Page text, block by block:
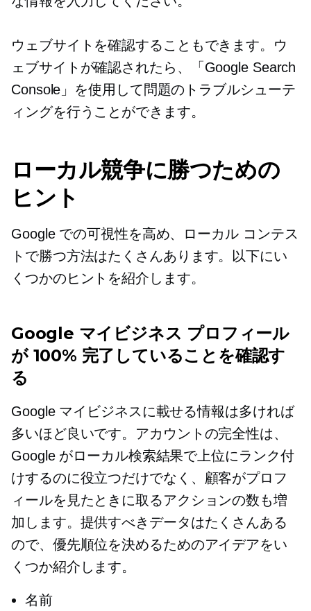
ウェブサイトを確認することもできます。ウ
ェブサイトが確認されたら、「Google Search
Console」を使用して問題のトラブルシューテ
ィングを行うことができます。
ローカル競争に勝つための
ヒント
Google での可視性を高め、ローカル コンテス
トで勝つ方法はたくさんあります。以下にい
くつかのヒントを紹介します。
Google マイビジネス プロフィール
が 100% 完了していることを確認す
る
Google マイビジネスに載せる情報は多ければ
多いほど良いです。アカウントの完全性は、
Google がローカル検索結果で上位にランク付
けするのに役立つだけでなく、顧客がプロフ
ィールを見たときに取るアクションの数も増
加します。提供すべきデータはたくさんある
ので、優先順位を決めるためのアイデアをい
くつか紹介します。
名前